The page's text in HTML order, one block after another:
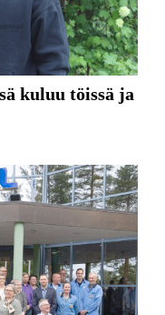
kuluu töissä ja